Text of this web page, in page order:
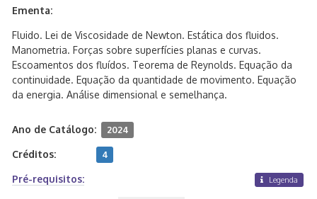
Ementa:
Fluido. Lei de Viscosidade de Newton. Estática dos fluidos.
Manometria. Forças sobre superfícies planas e curvas.
Escoamentos dos fluídos. Teorema de Reynolds. Equação da
continuidade. Equação da quantidade de movimento. Equação
da energia. Análise dimensional e semelhança.
Ano de Catálogo: 2024
Créditos: 4
Pré-requisitos: Legenda